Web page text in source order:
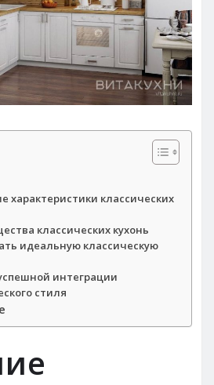
характеристики классических
классических кухонь
идеальную классическую
интеграции
стиля